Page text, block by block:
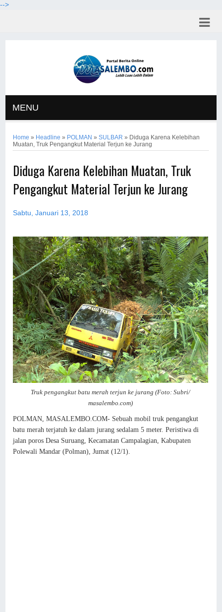
-->
MENU
Home » Headline » POLMAN »SULBAR » Diduga Karena Kelebihan
Muatan, Truk Pengangkut Material Terjun ke Jurang
Diduga Karena Kelebihan Muatan, Truk
Pengangkut Material Terjun ke Jurang
Sabtu, Januari 13, 2018
Truk pengangkut batu merah terjun ke jurang (Foto: Subri/
masalembo.com)
POLMAN, MASALEMBO.COM- Sebuah mobil truk pengangkut
batu merah terjatuh ke dalam jurang sedalam 5 meter. Peristiwa di
jalan poros Desa Suruang, Kecamatan Campalagian, Kabupaten
Polewali Mandar (Polman), Jumat (12/1).